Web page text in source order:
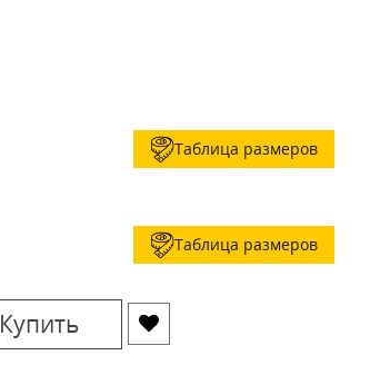
Таблица размеров
Таблица размеров
Купить